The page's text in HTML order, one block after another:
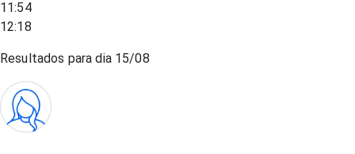
11:54
12:18
Resultados para dia 15/08